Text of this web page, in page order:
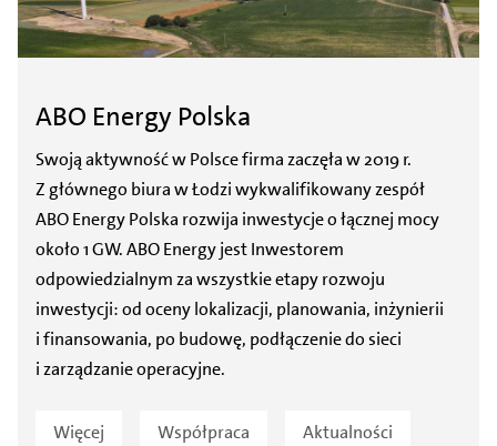
ABO Energy Polska
Swoją aktywność w Polsce firma zaczęła w 2019 r.
Z głównego biura w Łodzi wykwalifikowany zespół
ABO Energy Polska rozwija inwestycje o łącznej mocy
około 1 GW. ABO Energy jest Inwestorem
odpowiedzialnym za wszystkie etapy rozwoju
inwestycji: od oceny lokalizacji, planowania, inżynierii
i finansowania, po budowę, podłączenie do sieci
i zarządzanie operacyjne.
Więcej Współpraca Aktualności